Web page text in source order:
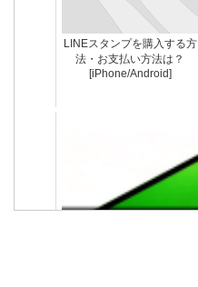
LINEスタンプを購入する方
法・お支払い方法は？
[iPhone/Android]